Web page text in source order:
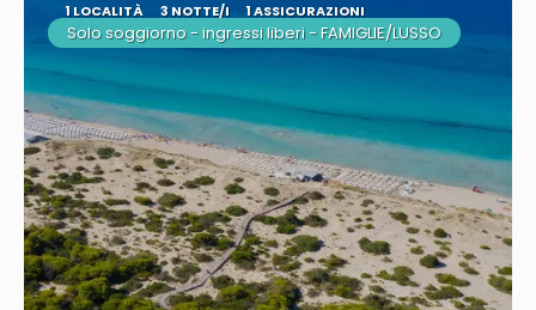
1 LOCALITÀ 3 NOTTE/I 1 ASSICURAZIONI
Solo soggiorno - ingressi liberi - FAMIGLIE/LUSSO